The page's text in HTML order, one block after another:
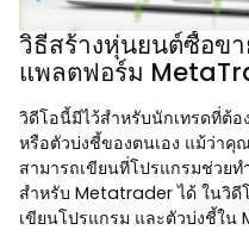
วิธีสร้างหุ่นยนต์ซื้อข
แพลตฟอร์ม
วิดีโอนี้มีไว้สำหรับนักเทรดที่ต้
หรือตัวบ่งชี้ของตนเอง แม้ว่าคุ
สามารถเขียนที่โปรแกรมช่วย
สำหรับ Metatrader ได้ ในวิ
เขียนโปรแกรม และตัวบ่งชี้ใน